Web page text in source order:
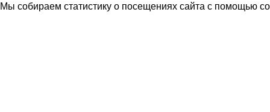
Мы собираем статистику о посещениях сайта с помощью